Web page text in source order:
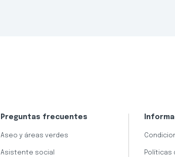
Preguntas frecuentes
Aseo y áreas verdes
Asistente social Políticas